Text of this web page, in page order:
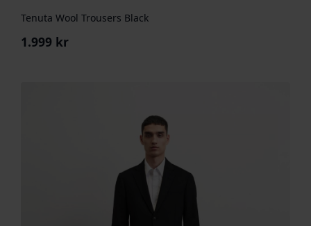
Tenuta Wool Trousers Black
1.999 kr